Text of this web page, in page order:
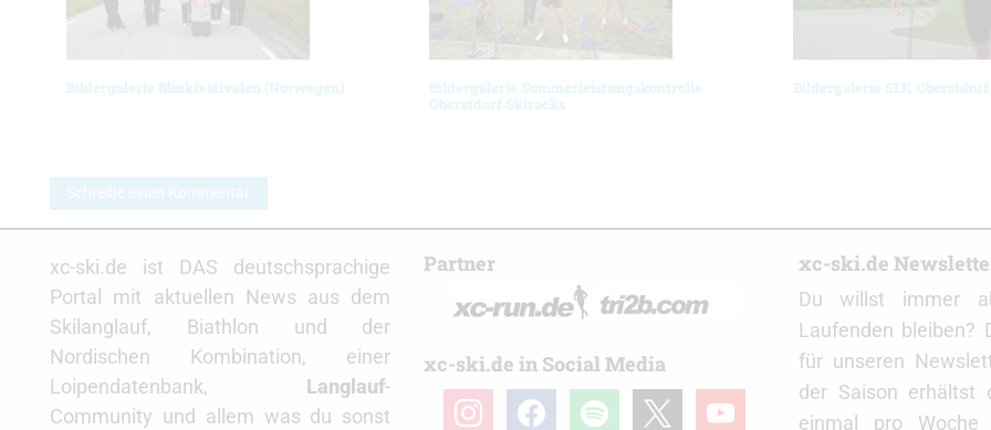
Bildergalerie Blinkfestivalen (Norwegen)
Bildergalerie Sommerleistungskontrolle
Oberstdorf Skirocks
Bildergalerie SLK
Schreibe einen Kommentar
xc-ski.de ist DAS deutschsprachige
Portal mit aktuellen News aus dem
Skilanglauf, Biathlon und der
Nordischen Kombination, einer
Loipendatenbank, Langlauf-
Community und allem was du sonst
Partner
xc-ski.de in Social Media
instagramfacebookspotify youtube
xc-ski.de
Du willst immer
Laufenden bleiben?
für unseren
der Saison erhältst
einmal pro Woche